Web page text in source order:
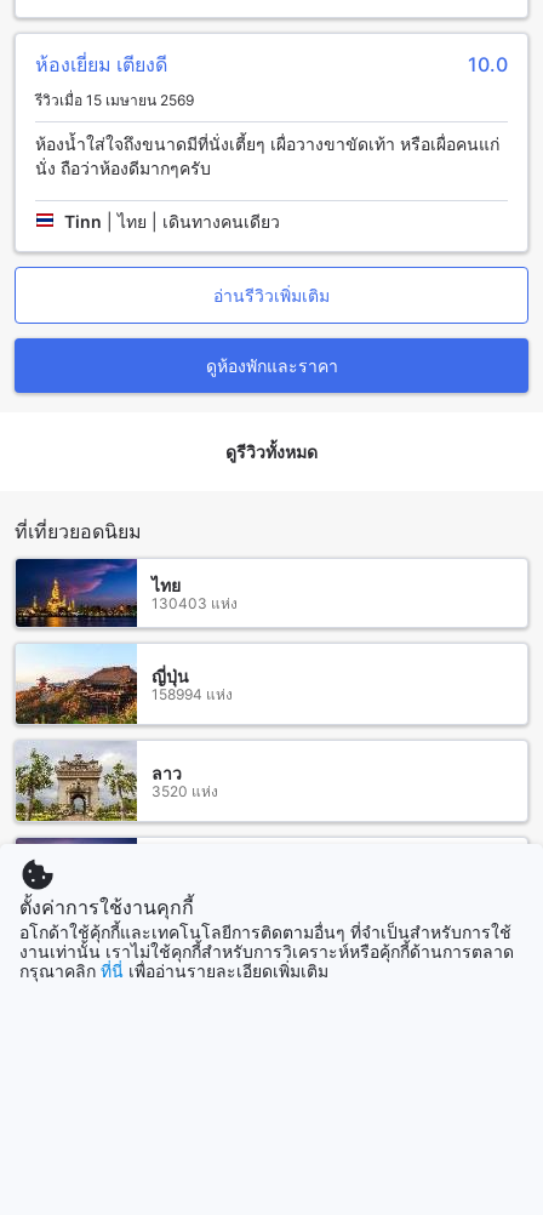
สถานีรถไฟฟ้าที่ใกล้ที่สุดเช่น สถานีรถไฟฟ้าสุวรรณภูมิ หรือ
สถานีรถไฟฟ้าหมอชิต จากนั้นคุณสามารถเดินทางด้วยรถบัสที่จะ
สถานที่ท่องเที่ยวใกล้เคียงโซลิแทร์ แบงค็อก สุขุมวิท 11
โซลิแทร์ แบงค็อก สุขุมวิท 11 ตั้งอยู่ในทำเลที่ดีเยี่ยมที่ใกล้กับหลาย
สถานที่ท่องเที่ยวที่น่าสนใจในกรุงเทพฯ สถานที่ท่องเที่ยวที่อยู่ใกล้ๆ
ได้แก่ สุขุมวิท ที่เป็นถนนหลักและเป็นจุดเดินเล่นที่เป็นที่นิยมของ
นักท่องเที่ยวและชาวบ้าน นอกจากนี้ยังมีซอยคาวบอยที่เต็มไปด้วย
ร้านอาหารและร้านเครื่องดื่มที่น่าสนใจ ทองหล่ออาร์ตวิลเลจเป็น
สถานที่ที่น่าสนใจสำหรับคนรักศิลปะ ที่นี่มีหลายแกลลอรี่และ
สถานที่จัดแสดงศิลปะที่น่าตื่นเต้น
สถานีรถไฟฟ้าและรถไฟใกล้เคียงโซลิแทร์ แบงค็อก สุขุมวิท 11
สถานีรถไฟฟ้าและรถไฟใกล้เคียงมากมายที่สามารถเดินทางไปยัง
จุดหมายที่ต้องการได้อย่างสะดวกสบาย
กับโซลิแทร์ แบงค็อก สุขุมวิท 11 สามารถเดินทางไปยังสถานี
รถไฟฟ้าใต้ดินอื่นๆ ในกรุงเทพฯ ได้อย่างสะดวกและรวดเร็ว
นอกจากนี้ยังมีสถานีรถไฟฟ้าบีทีเอส สำโรง สถานีรถไฟฟ้าบีทีเอส
ปู่เจ้า และสถานีรถไฟฟ้าเอกมัย ที่อยู่ใกล้กับโซลิแทร์ แบงค็อก
สุขุมวิท 11 ซึ่งเป็นทางเลือกที่ดีในการเดินทางไปยังสถานีรถไฟฟ้า
อื่นๆ ในกรุงเทพฯ
ร้านอาหารรอบโซลิแทร์ แบงค็อก สุขุมวิท 11
โซลิแทร์ แบงค็อก สุขุมวิท 11 อยู่ใกล้กับหลายร้านอาหารที่น่า
สนใจ เช่น Above Eleven ที่มีบรรยากาศร้านอาหารบนดาดฟ้า
และเส้นทางอาหารต่างประเทศอย่าง FOOD UNIVERSE -
Century Onnut ที่มีเมนูอาหารหลากหลาย ร้าน Sit and Wonder
ที่มีบรรยากาศเป็นธรรมชาติ และ EL TORO Steakhouse and
บราซิล นอกจากนี้ยังมีร้านอาหารไทยแบบเรียบง่ายอย่าง Baan
Tassanee Thai Cuisine และ Baan Restaurant Thai Family
Recipe ที่มีอาหารไทยต้นตำรับอร่อยมาก ร้าน Vesuvio ที่เสิร์ฟ
อาหารอิตาเลียนและพิซซ่าอร่อย ร้าน 57 Seafood ที่มีอาหาร
ทะเลสดใหม่ และร้าน Endo Sushi ที่มีอาหารญี่ปุ่นคุณภาพสูง
ห้องเยี่ยม เตียงดี 10.0
รีวิวเมื่อ 15 เมษายน 2569
ห้องน้ำใส่ใจถึงขนาดมีที่นั่งเตี้ยๆ เผื่อวางขาขัดเท้า หรือเผื่อคนแก่
นั่ง ถือว่าห้องดีมากๆครับ
Tinn |ไทย | เดินทางคนเดียว
อ่านรีวิวเพิ่มเติม
ดูห้องพักและราคา
ดูรีวิวทั้งหมด
ที่เที่ยวยอดนิยม
ไทย
130403 แห่ง
ญี่ปุ่น
158994 แห่ง
ลาว
3520 แห่ง
สิงคโปร์
ตั้งค่าการใช้งานคุกกี้
อโกด้าใช้คุ้กกี้และเทคโนโลยีการติดตามอื่นๆ ที่จำเป็นสำหรับการใช้
งานเท่านั้น เราไม่ใช้คุกกี้สำหรับการวิเคราะห์หรือคุ้กกี้ด้านการตลาด
กรุณาคลิก ที่นี่ เพื่ออ่านรายละเอียดเพิ่มเติม